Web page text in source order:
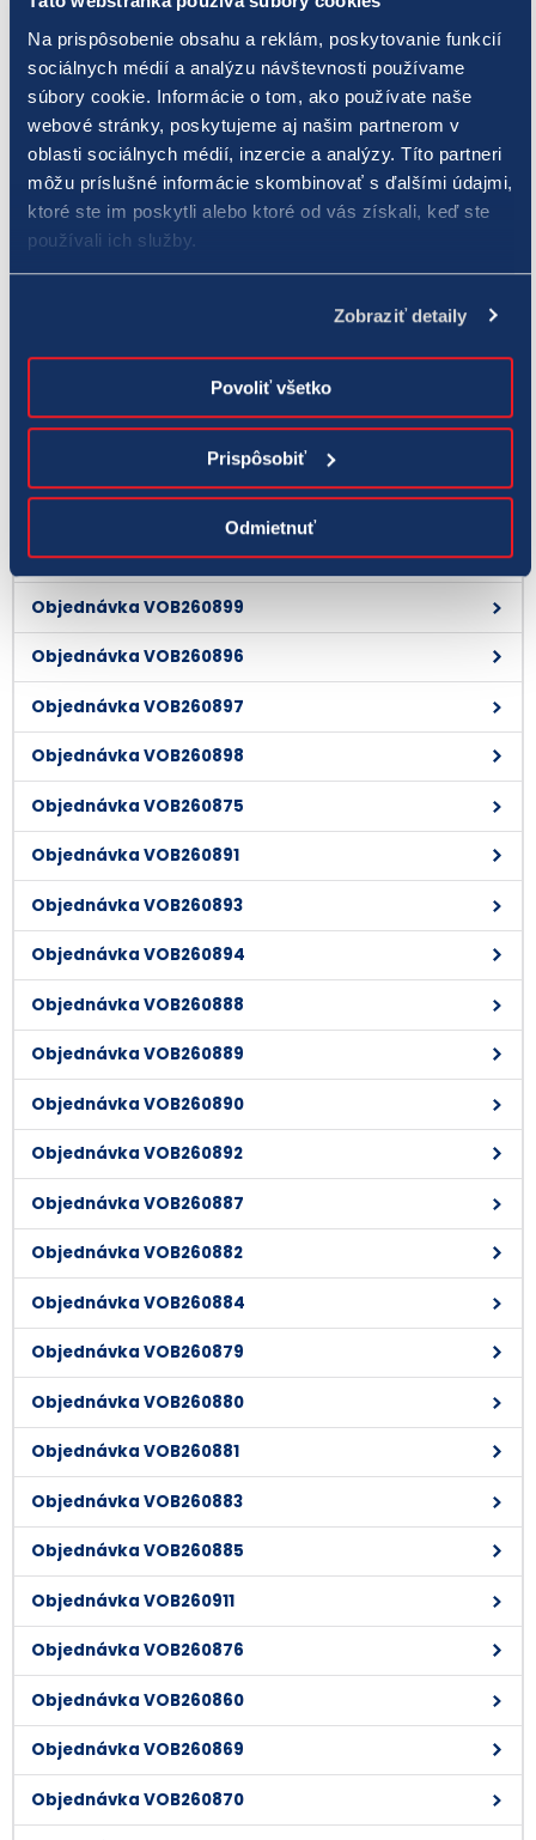
Na prispôsobenie obsahu a reklám, poskytovanie funkcií
sociálnych médií a analýzu návštevnosti používame
súbory cookie. Informácie o tom, ako používate naše
webové stránky, poskytujeme aj našim partnerom v
oblasti sociálnych médií, inzercie a analýzy. Títo partneri
môžu príslušné informácie skombinovať s ďalšími údajmi,
ktoré ste im poskytli alebo ktoré od vás získali, keď ste
používali ich služby.
Zobraziť detaily
Povoliť všetko
Prispôsobiť
Odmietnuť
Objednávka VOB260908
Objednávka VOB260912
Objednávka VOB260913
Objednávka VOB260914
Objednávka VOB260915
Objednávka VOB260905
Objednávka VOB260902
Objednávka VOB260901
Objednávka VOB260900
Objednávka VOB260899
Objednávka VOB260896
Objednávka VOB260897
Objednávka VOB260898
Objednávka VOB260875
Objednávka VOB260891
Objednávka VOB260893
Objednávka VOB260894
Objednávka VOB260888
Objednávka VOB260889
Objednávka VOB260890
Objednávka VOB260892
Objednávka VOB260887
Objednávka VOB260882
Objednávka VOB260884
Objednávka VOB260879
Objednávka VOB260880
Objednávka VOB260881
Objednávka VOB260883
Objednávka VOB260885
Objednávka VOB260911
Objednávka VOB260876
Objednávka VOB260860
Objednávka VOB260869
Objednávka VOB260870